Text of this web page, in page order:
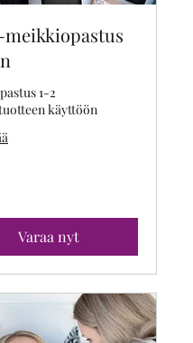
1-2
käyttöön
Varaa nyt